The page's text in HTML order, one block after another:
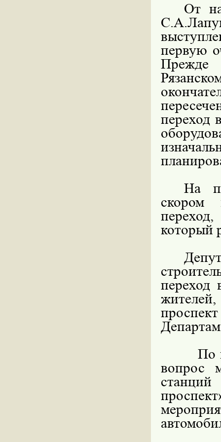
От
С.А.
первую
Прежде
переход
На
скором
который
По
вопрос